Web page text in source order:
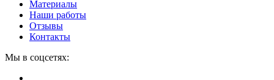
Материалы
Наши работы
Отзывы
Контакты
Мы в соцсетях: